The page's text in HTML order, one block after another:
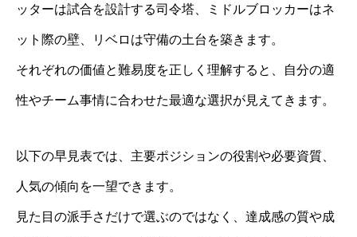
ッターは試合を設計する司令塔、ミドルブロッカーはネ
ット際の壁、リベロは守備の土台を築きます。
それぞれの価値と難易度を正しく理解すると、自分の適
性やチーム事情に合わせた最適な選択が見えてきます。
以下の早見表では、主要ポジションの役割や必要資質、
人気の傾向を一望できます。
見た目の派手さだけで選ぶのではなく、達成感の質や成